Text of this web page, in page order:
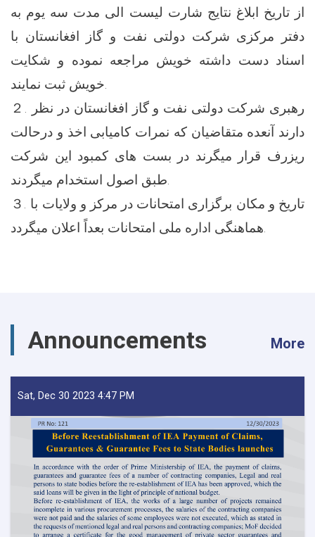
از تاریخ ابلاغ نتایج شارت لیست الی مدت سه یوم به
دفتر مرکزی شرکت دولتی نفت و گاز افغانستان با
اسناد دست داشته خویش مراجعه نموده و شکایت
خویش ثبت نمایند.
２. رهبری شرکت دولتی نفت و گاز افغانستان در نظر
دارند آنعده متقاضیان که نمرات کامیابی اخذ و درحالت
ریزرف قرار میگرند در بست های کمبود این شرکت
طبق اصول استخدام میگردند.
３. تاریخ و مکان برگزاری امتحانات در مرکز و ولایات با
هماهنگی اداره ملی امتحانات بعداً اعلان میگردد.
Announcements More
Sat, Dec 30 2023 4:47 PM